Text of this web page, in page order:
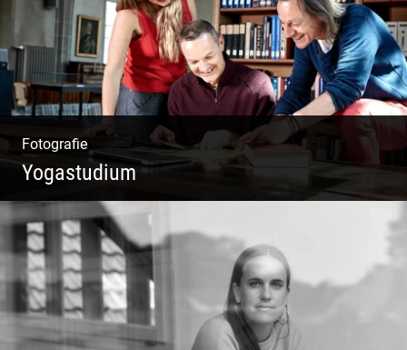
Fotografie
Yogastudium
Philosophie | Asana | Yogapraxis